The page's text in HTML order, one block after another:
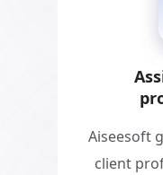
Aiseesoft
client